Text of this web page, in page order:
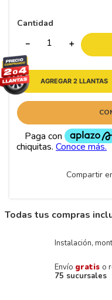
Cantidad
＋
－
AGREGAR 2 LLANTAS
Compartir
Todas tus compras
Instalación,
Envío gratis o
75 sucursales